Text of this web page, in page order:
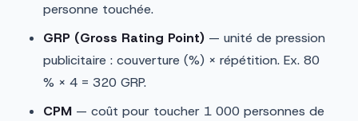
personne touchée.
GRP (Gross Rating Point) — unité de pression
publicitaire : couverture (%) × répétition. Ex. 80
% × 4 = 320 GRP.
CPM — coût pour toucher 1 000 personnes de